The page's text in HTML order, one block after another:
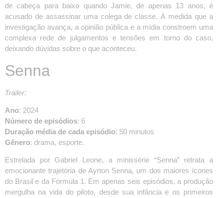
de cabeça para baixo quando Jamie, de apenas 13 anos, é
acusado de assassinar uma colega de classe. À medida que a
investigação avança, a opinião pública e a mídia constroem uma
complexa rede de julgamentos e tensões em torno do caso,
deixando dúvidas sobre o que aconteceu.
Senna
Trailer:
Ano: 2024
Número de episódios: 6
Duração média de cada episódio: 50 minutos
Gênero: drama, esporte.
Estrelada por Gabriel Leone, a minissérie “Senna” retrata a
emocionante trajetória de Ayrton Senna, um dos maiores ícones
do Brasil e da Fórmula 1. Em apenas seis episódios, a produção
mergulha na vida do piloto, desde sua infância e os primeiros